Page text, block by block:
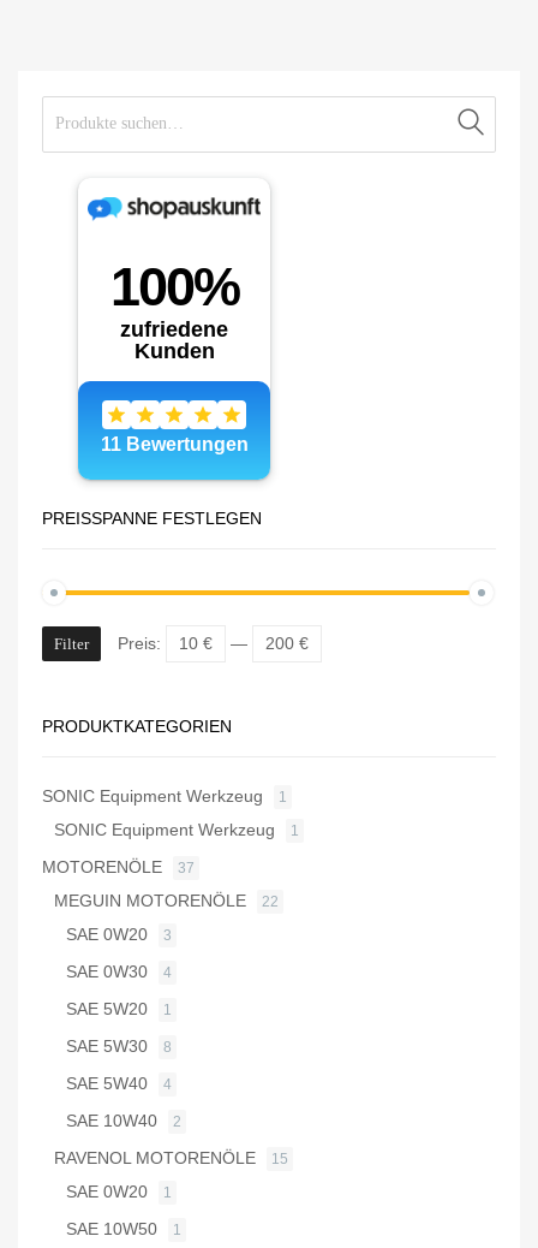
PREISSPANNE FESTLEGEN
Filter Preis: 10 € — 200 €
PRODUKTKATEGORIEN
SONIC Equipment Werkzeug 1
SONIC Equipment Werkzeug 1
MOTORENÖLE 37
MEGUIN MOTORENÖLE 22
SAE 0W20 3
SAE 0W30 4
SAE 5W20 1
SAE 5W30 8
SAE 5W40 4
SAE 10W40 2
RAVENOL MOTORENÖLE 15
SAE 0W20 1
SAE 10W50 1